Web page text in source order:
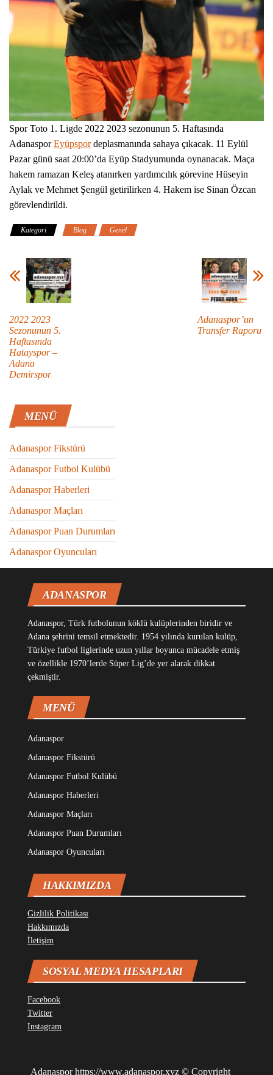
Spor Toto 1. Ligde 2022 2023 sezonunun 5. Haftasında
AdanasporEyüpspordeplasmanında sahaya çıkacak. 11 Eylül
Pazar günü saat 20:00’da Eyüp Stadyumunda oynanacak. Maça
hakem ramazan Keleş atanırken yardımcılık görevine Hüseyin
Aylak ve Mehmet Şengül getirilirken 4. Hakem ise Sinan Özcan
görevlendirildi.
Kategori Blog Genel
2022 2023
Sezonunun 5.
Haftasında
Hatayspor –
Adana
Demirspor
Adanaspor’un
Transfer Raporu
MENÜ
Adanaspor Fikstürü
Adanaspor Futbol Kulübü
Adanaspor Haberleri
Adanaspor Maçları
Adanaspor Puan Durumları
Adanaspor Oyuncuları
ADANASPOR
Adanaspor, Türk futbolunun köklü kulüplerinden biridir ve
Adana şehrini temsil etmektedir. 1954 yılında kurulan kulüp,
Türkiye futbol liglerinde uzun yıllar boyunca mücadele etmiş
ve özellikle 1970’lerde Süper Lig’de yer alarak dikkat
çekmiştir.
MENÜ
Adanaspor
Adanaspor Fikstürü
Adanaspor Futbol Kulübü
Adanaspor Haberleri
Adanaspor Maçları
Adanaspor Puan Durumları
Adanaspor Oyuncuları
HAKKIMIZDA
Gizlilik Politikası
Hakkımızda
İletişim
SOSYAL MEDYA HESAPLARI
Facebook
Twitter
Instagram
Adanasporhttps://www.adanaspor.xyz © Copyright